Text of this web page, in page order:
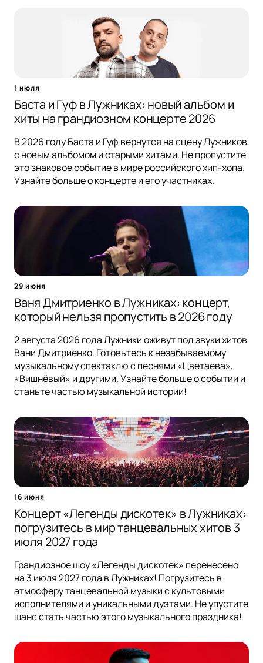
1 июля
Баста и Гуф в Лужниках: новый альбом и
хиты на грандиозном концерте 2026
В 2026 году Баста и Гуф вернутся на сцену Лужников
с новым альбомом и старыми хитами. Не пропустите
это знаковое событие в мире российского хип-хопа.
Узнайте больше о концерте и его участниках.
29 июня
Ваня Дмитриенко в Лужниках: концерт,
который нельзя пропустить в 2026 году
2 августа 2026 года Лужники оживут под звуки хитов
Вани Дмитриенко. Готовьтесь к незабываемому
музыкальному спектаклю с песнями «Цветаева»,
«Вишнёвый» и другими. Узнайте больше о событии и
станьте частью музыкальной истории!
16 июня
Концерт «Легенды дискотек» в Лужниках:
погрузитесь в мир танцевальных хитов 3
июля 2027 года
Грандиозное шоу «Легенды дискотек» перенесено
на 3 июля 2027 года в Лужниках! Погрузитесь в
атмосферу танцевальной музыки с культовыми
исполнителями и уникальными дуэтами. Не упустите
шанс стать частью этого музыкального праздника!